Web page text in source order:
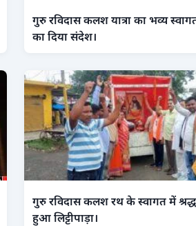
गुरु रविदास कलश यात्रा का भव्य
का दिया संदेश।
गुरु रविदास कलश रथ के स्वागत में
हुआ लिट्टीपाड़ा।